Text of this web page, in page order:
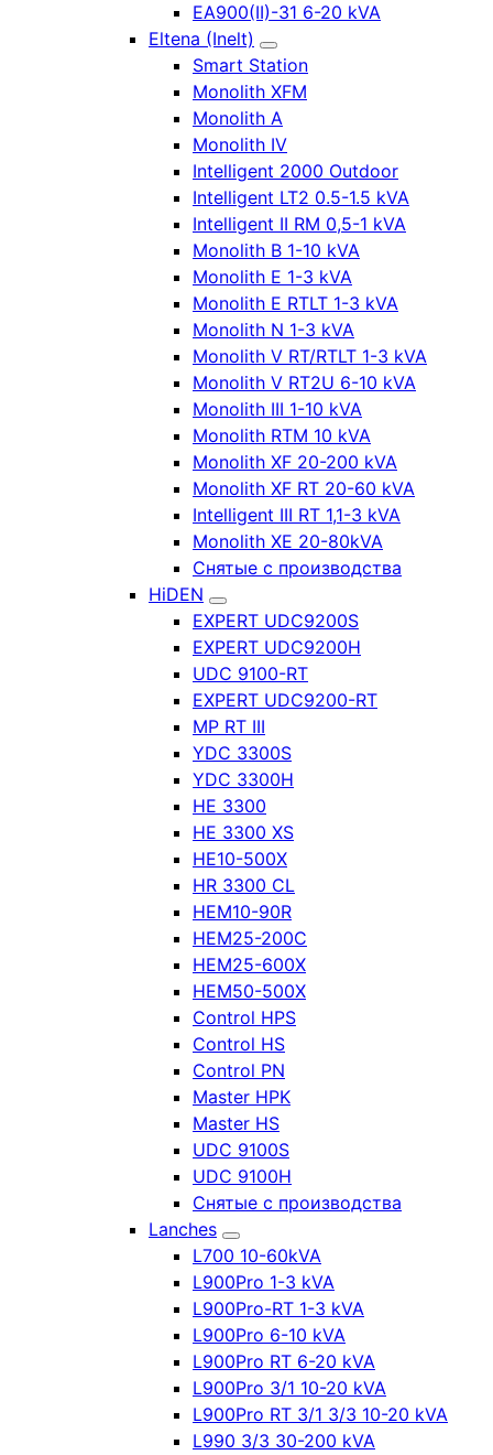
EA900(II)-31 6-20 kVA
Eltena (Inelt)
Smart Station
Monolith XFM
Monolith A
Monolith IV
Intelligent 2000 Outdoor
Intelligent LT2 0.5-1.5 kVA
Intelligent II RM 0,5-1 kVA
Monolith B 1-10 kVA
Monolith E 1-3 kVA
Monolith E RTLT 1-3 kVA
Monolith N 1-3 kVA
Monolith V RT/RTLT 1-3 kVA
Monolith V RT2U 6-10 kVA
Monolith III 1-10 kVA
Monolith RTM 10 kVA
Monolith XF 20-200 kVA
Monolith XF RT 20-60 kVA
Intelligent III RT 1,1-3 kVA
Monolith XE 20-80kVA
Снятые с производства
HiDEN
EXPERT UDC9200S
EXPERT UDC9200H
UDC 9100-RT
EXPERT UDC9200-RT
MP RT III
YDC 3300S
YDC 3300H
HE 3300
HE 3300 XS
HE10-500X
HR 3300 CL
HEM10-90R
HEM25-200C
HEM25-600X
HEM50-500X
Control HPS
Control HS
Control PN
Master HPK
Master HS
UDC 9100S
UDC 9100H
Снятые с производства
Lanches
L700 10-60kVA
L900Pro 1-3 kVA
L900Pro-RT 1-3 kVA
L900Pro 6-10 kVA
L900Pro RT 6-20 kVA
L900Pro 3/1 10-20 kVA
L900Pro RT 3/1 3/3 10-20 kVA
L990 3/3 30-200 kVA